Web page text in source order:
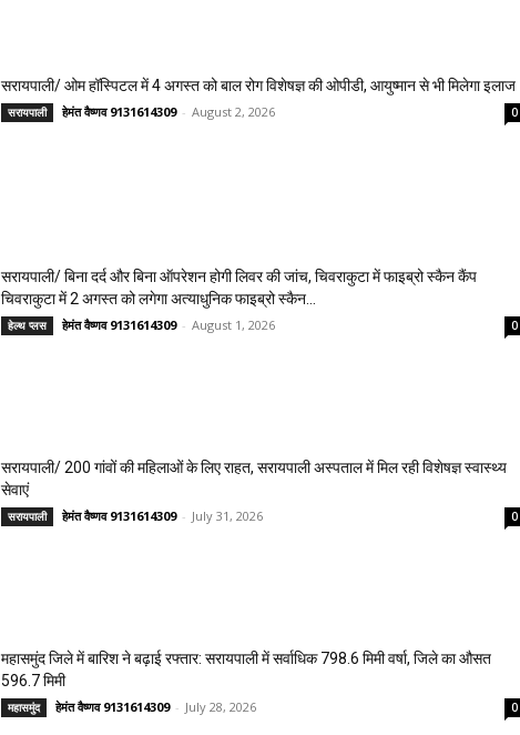
सरायपाली/ ओम हॉस्पिटल में 4 अगस्त को बाल रोग विशेषज्ञ की ओपीडी, आयुष्मान से भी मिलेगा इलाज
सरायपाली हेमंत वैष्णव 9131614309 - August 2, 2026 0
सरायपाली/ बिना दर्द और बिना ऑपरेशन होगी लिवर की जांच, चिवराकुटा में फाइब्रो स्कैन कैंप
चिवराकुटा में 2 अगस्त को लगेगा अत्याधुनिक फाइब्रो स्कैन...
हेल्थ प्लस हेमंत वैष्णव 9131614309 - August 1, 2026 0
सरायपाली/ 200 गांवों की महिलाओं के लिए राहत, सरायपाली अस्पताल में मिल रही विशेषज्ञ स्वास्थ्य
सेवाएं
सरायपाली हेमंत वैष्णव 9131614309 - July 31, 2026 0
महासमुंद जिले में बारिश ने बढ़ाई रफ्तार: सरायपाली में सर्वाधिक 798.6 मिमी वर्षा, जिले का औसत
596.7 मिमी
महासमुंद हेमंत वैष्णव 9131614309 - July 28, 2026 0